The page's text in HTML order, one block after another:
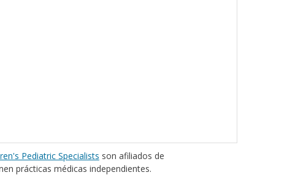
Pediatric Specialists son afiliados de
prácticas médicas independientes.